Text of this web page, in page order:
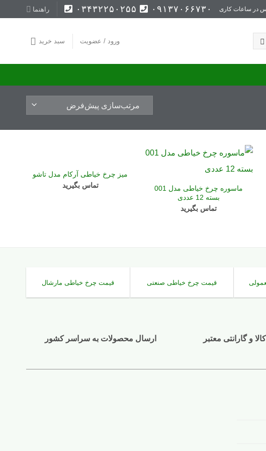
در ساعات کاری ۰۹۱۳۷۰۶۶۷۳۰ ۰۳۴۳۲۲۵۰۲۵۵ راهنما
ورود / عضویت سبد خرید
ماسوره چرخ خیاطی مدل 001
بسته 12 عددی
تماس بگیرید
میز چرخ خیاطی آرکام مدل تاشو
تماس بگیرید
قیمت چرخ خیاطی صنعتی قیمت چرخ خیاطی مارشال
و گارانتی معتبر ارسال محصولات به سراسر کشور